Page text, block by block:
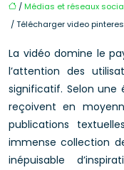
/ Médias et réseaux
/ Télécharger video
La vidéo domine le
l’attention des
significatif. Selon une
reçoivent en
publications
immense collection
inépuisable